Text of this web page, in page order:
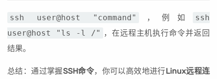
ssh user@host "command" ，例如
ssh
user@host "ls -l /" ，在远程主机执行命令并返回
结果。
总结：通过掌握SSH命令，你可以高效地进行Linux远程连